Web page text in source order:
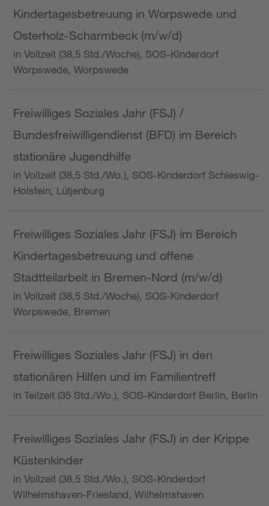
Kindertagesbetreuung in Worpswede und
Osterholz-Scharmbeck (m/w/d)
in Vollzeit (38,5 Std./Woche), SOS-Kinderdorf
Worpswede, Worpswede
Freiwilliges Soziales Jahr (FSJ) /
Bundesfreiwilligendienst (BFD) im Bereich
stationäre Jugendhilfe
in Vollzeit (38,5 Std./Wo.), SOS-Kinderdorf Schleswig-
Holstein, Lütjenburg
Freiwilliges Soziales Jahr (FSJ) im Bereich
Kindertagesbetreuung und offene
Stadtteilarbeit in Bremen-Nord (m/w/d)
in Vollzeit (38,5 Std./Woche), SOS-Kinderdorf
Worpswede, Bremen
Freiwilliges Soziales Jahr (FSJ) in den
stationären Hilfen und im Familientreff
in Teilzeit (35 Std./Wo.), SOS-Kinderdorf Berlin, Berlin
Freiwilliges Soziales Jahr (FSJ) in der Krippe
Küstenkinder
in Vollzeit (38,5 Std./Wo.), SOS-Kinderdorf
Wilhelmshaven-Friesland, Wilhelmshaven